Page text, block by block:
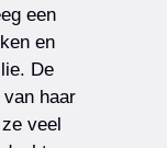
een
en
De
haar
veel